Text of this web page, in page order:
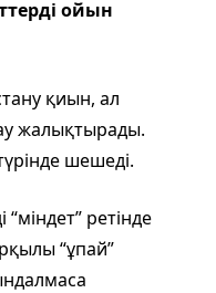
ойын
қиын, ал
жалықтырады.
шешеді.
“міндет” ретінде
“ұпай”